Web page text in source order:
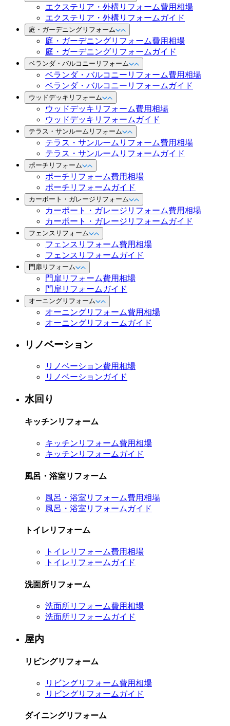
エクステリア・外構リフォーム費用相場
エクステリア・外構リフォームガイド
庭・ガーデニングリフォーム
庭・ガーデニングリフォーム費用相場
庭・ガーデニングリフォームガイド
ベランダ・バルコニーリフォーム
ベランダ・バルコニーリフォーム費用相場
ベランダ・バルコニーリフォームガイド
ウッドデッキリフォーム
ウッドデッキリフォーム費用相場
ウッドデッキリフォームガイド
テラス・サンルームリフォーム
テラス・サンルームリフォーム費用相場
テラス・サンルームリフォームガイド
ポーチリフォーム
ポーチリフォーム費用相場
ポーチリフォームガイド
カーポート・ガレージリフォーム
カーポート・ガレージリフォーム費用相場
カーポート・ガレージリフォームガイド
フェンスリフォーム
フェンスリフォーム費用相場
フェンスリフォームガイド
門扉リフォーム
門扉リフォーム費用相場
門扉リフォームガイド
オーニングリフォーム
オーニングリフォーム費用相場
オーニングリフォームガイド
リノベーション
リノベーション費用相場
リノベーションガイド
水回り
キッチンリフォーム
キッチンリフォーム費用相場
キッチンリフォームガイド
風呂・浴室リフォーム
風呂・浴室リフォーム費用相場
風呂・浴室リフォームガイド
トイレリフォーム
トイレリフォーム費用相場
トイレリフォームガイド
洗面所リフォーム
洗面所リフォーム費用相場
洗面所リフォームガイド
屋内
リビングリフォーム
リビングリフォーム費用相場
リビングリフォームガイド
ダイニングリフォーム